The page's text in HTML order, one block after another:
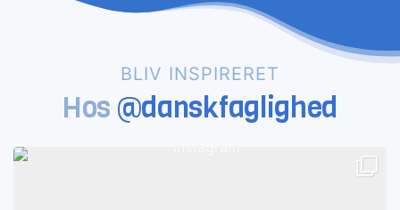
BLIV INSPIRERET
Hos @danskfaglighed